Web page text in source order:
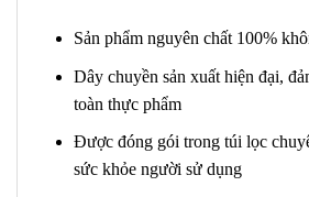
Sản phẩm nguyên chất 100%
Dây chuyền sản xuất hiện đại,
toàn thực phẩm
Được đóng gói trong túi lọc
sức khỏe người sử dụng